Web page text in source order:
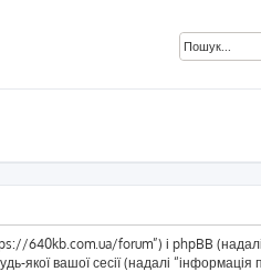
640kb.com.ua/forum”) і phpBB (надалі
якої вашої сесії (надалі “інформація